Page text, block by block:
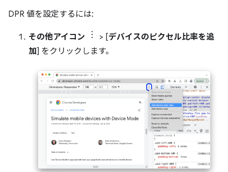
DPR 値を設定するには:
その他アイコン > [デバイスのピクセル比率を追
加] をクリックします。